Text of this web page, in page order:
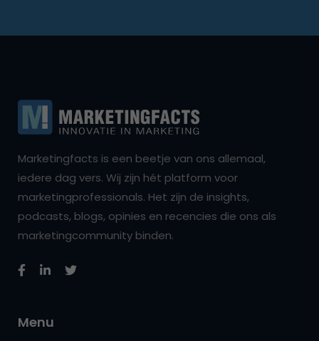
Marketingfacts is een beetje van ons allemaal,
iedere dag vers. Wij zijn hét platform voor
marketingprofessionals. Het zijn de insights,
podcasts, blogs, opinies en recencies die ons als
marketingcommunity binden.
Menu